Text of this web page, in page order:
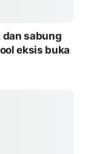
dan sabung
eksis buka